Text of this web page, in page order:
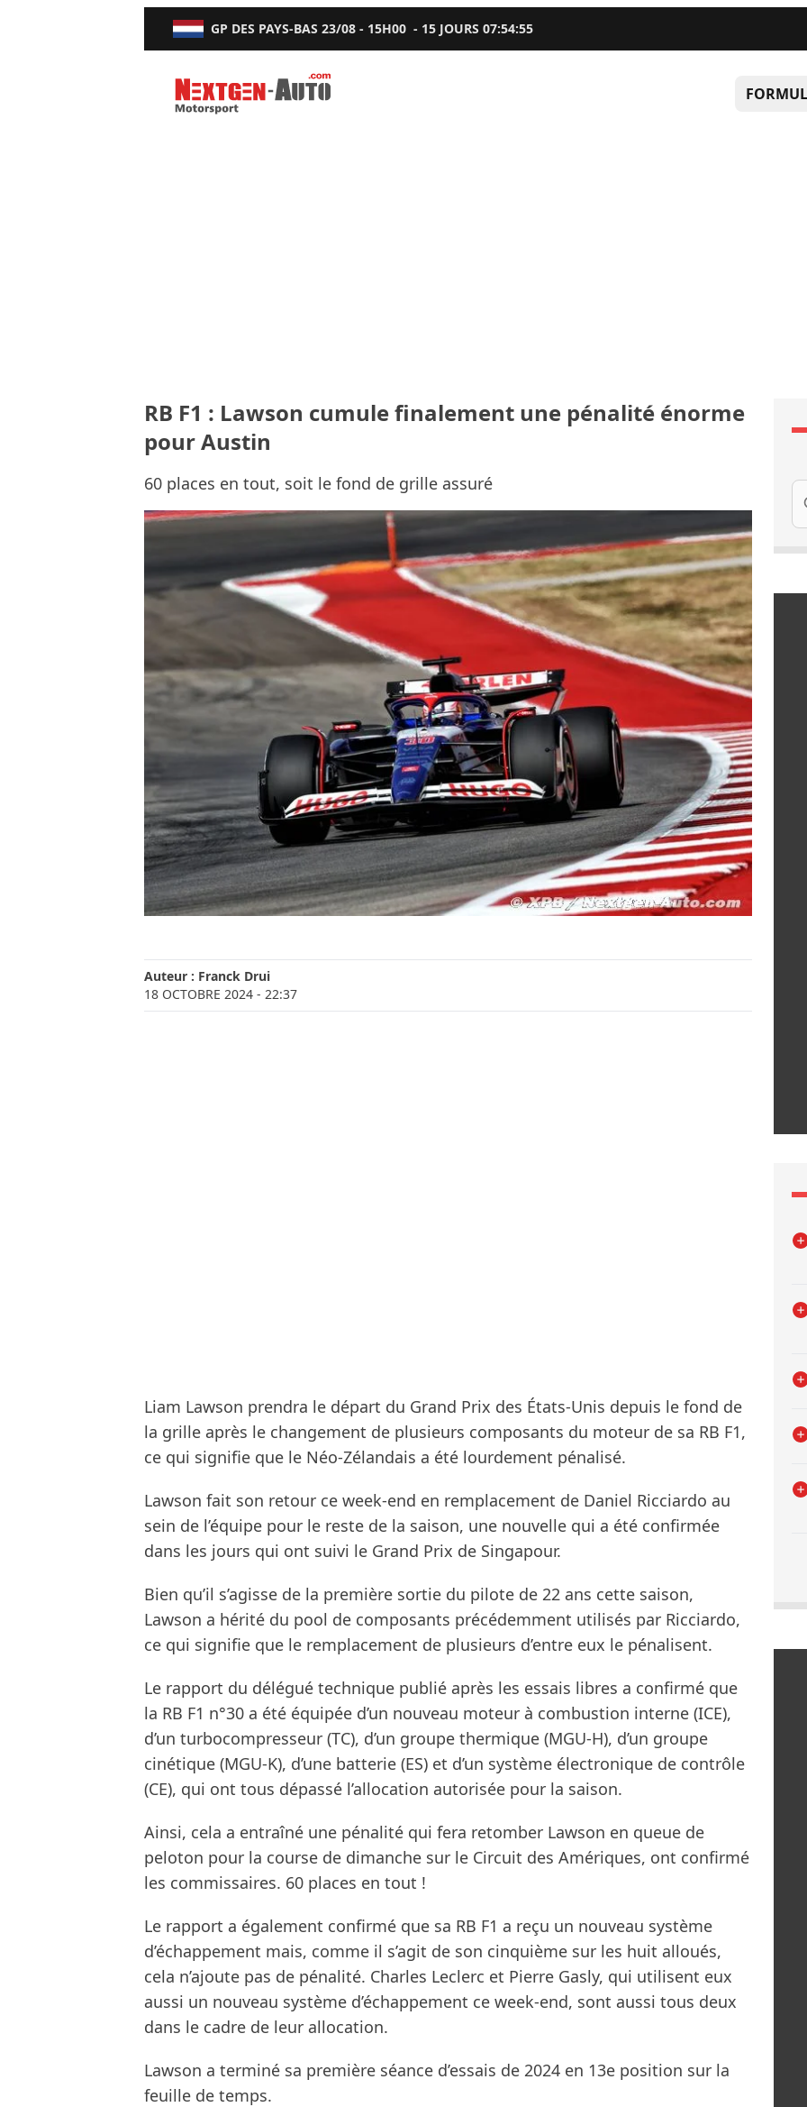
GP DES PAYS-BAS 23/08 - 15H00 - 15 JOURS07:54:53
Nextgen-Auto.com
RB F1 : Lawson cumule finalement une pénalité énorme
pour Austin
60 places en tout, soit le fond de grille assuré
Auteur : Franck Drui
18 OCTOBRE 2024 - 22:37
Liam Lawson prendra le départ du Grand Prix des États-Unis depuis le fond de
la grille après le changement de plusieurs composants du moteur de sa RB F1,
ce qui signifie que le Néo-Zélandais a été lourdement pénalisé.
Lawson fait son retour ce week-end en remplacement de Daniel Ricciardo au
sein de l’équipe pour le reste de la saison, une nouvelle qui a été confirmée
dans les jours qui ont suivi le Grand Prix de Singapour.
Bien qu’il s’agisse de la première sortie du pilote de 22 ans cette saison,
Lawson a hérité du pool de composants précédemment utilisés par Ricciardo,
ce qui signifie que le remplacement de plusieurs d’entre eux le pénalisent.
Le rapport du délégué technique publié après les essais libres a confirmé que
la RB F1 n°30 a été équipée d’un nouveau moteur à combustion interne (ICE),
d’un turbocompresseur (TC), d’un groupe thermique (MGU-H), d’un groupe
cinétique (MGU-K), d’une batterie (ES) et d’un système électronique de contrôle
(CE), qui ont tous dépassé l’allocation autorisée pour la saison.
Ainsi, cela a entraîné une pénalité qui fera retomber Lawson en queue de
peloton pour la course de dimanche sur le Circuit des Amériques, ont confirmé
les commissaires. 60 places en tout !
Le rapport a également confirmé que sa RB F1 a reçu un nouveau système
d’échappement mais, comme il s’agit de son cinquième sur les huit alloués,
cela n’ajoute pas de pénalité. Charles Leclerc et Pierre Gasly, qui utilisent eux
aussi un nouveau système d’échappement ce week-end, sont aussi tous deux
dans le cadre de leur allocation.
Lawson a terminé sa première séance d’essais de 2024 en 13e position sur la
feuille de temps.